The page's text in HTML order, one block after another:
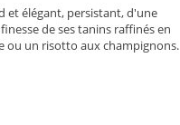
et élégant, persistant, d'une
de ses tanins raffinés en
ou un risotto aux champignons.